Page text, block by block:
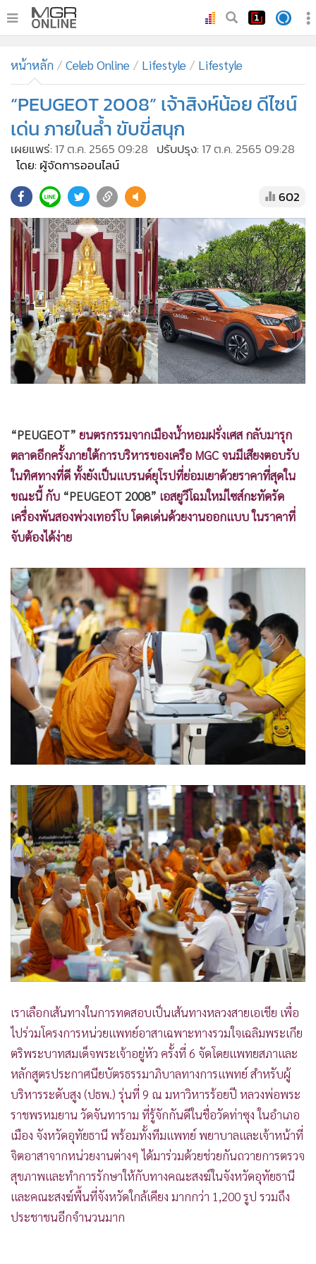
ทันเหตุการณ์
• ภาคใต้
ภูมิภาค
Online Section
บันเทิง
• ผู้จัดการรายวัน
• คอลัมนิสต์
• ละคร
CbizReview
• Cyber BIZ
• ผู้จัดกวน
• Good health & Well-being
• Green Innovation & SD
• Management & HR
• MGR Live
ท่องเที่ยว
• กีฬา
• ต่างประเทศ
• Special Scoop
• เศรษฐกิจ-ธุรกิจ
• ชุมชน-คุณภาพชีวิต
• อาชญากรรม
• Motoring
เกม
• วิทยาศาสตร์
• SMEs
หุ้น
อินโดจีน
กองทุนรวม
•
Factcheck
•
ญี่ปุ่น
• News1
• Gotomanager
หน้าหลัก Celeb Online Lifestyle Lifestyle
“PEUGEOT 2008” เจ้าสิงห์น้อย ดีไซน์
เด่น ภายในล้ำ ขับขี่สนุก
เผยแพร่: 17 ต.ค. 2565 09:28 ปรับปรุง: 17 ต.ค. 2565 09:28
โดย: ผู้จัดการออนไลน์
602
“PEUGEOT” ยนตรกรรมจากเมืองน้ำหอมฝรั่งเศส กลับมารุก
ตลาดอีกครั้งภายใต้การบริหารของเครือ MGC จนมีเสียงตอบรับ
ในทิศทางที่ดี ทั้งยังเป็นแบรนด์ยุโรปที่ย่อมเยาด้วยราคาที่สุดใน
ขณะนี้ กับ “PEUGEOT 2008” เอสยูวีโฉมใหม่ไซส์กะทัดรัด
เครื่องพันสองพ่วงเทอร์โบ โดดเด่นด้วยงานออกแบบ ในราคาที่
จับต้องได้ง่าย
เราเลือกเส้นทางในการทดสอบเป็นเส้นทางหลวงสายเอเชีย เพื่อ
ไปร่วมโครงการหน่วยแพทย์อาสาเฉพาะทางรวมใจเฉลิมพระเกีย
ตริพระบาทสมเด็จพระเจ้าอยู่หัว ครั้งที่ 6 จัดโดยแพทยสภาและ
หลักสูตรประกาศนียบัตรธรรมาภิบาลทางการแพทย์ สำหรับผู้
บริหารระดับสูง (ปธพ.) รุ่นที่ 9 ณ มหาวิหารร้อยปี หลวงพ่อพระ
ราชพรหมยาน วัดจันทาราม ที่รู้จักกันดีในชื่อวัดท่าซุง ในอำเภอ
เมือง จังหวัดอุทัยธานี พร้อมทั้งทีมแพทย์ พยาบาลและเจ้าหน้าที่
จิตอาสาจากหน่วยงานต่างๆ ได้มาร่วมด้วยช่วยกันถวายการตรวจ
สุขภาพและทำการรักษาให้กับทางคณะสงฆ์ในจังหวัดอุทัยธานี
และคณะสงฆ์พื้นที่จังหวัดใกล้เคียง มากกว่า 1,200 รูป รวมถึง
ประชาชนอีกจำนวนมาก